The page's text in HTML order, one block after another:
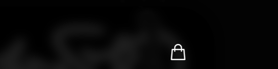
Zum U.R.B-Merchandise-